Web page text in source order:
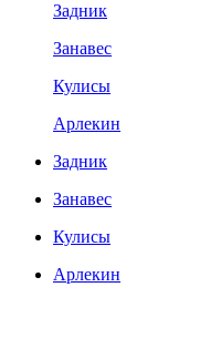
Задник
Занавес
Кулисы
Арлекин
Задник
Занавес
Кулисы
Арлекин